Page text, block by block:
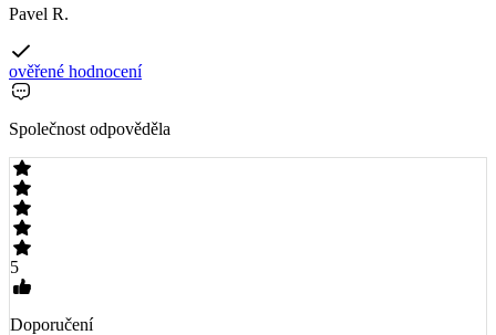
Pavel R.
ověřené hodnocení
Společnost odpověděla
5
Doporučení